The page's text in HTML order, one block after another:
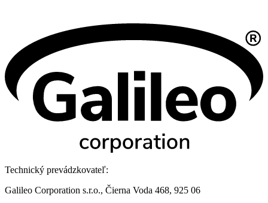
Technický prevádzkovateľ:
Galileo Corporation s.r.o., Čierna Voda 468, 925 06